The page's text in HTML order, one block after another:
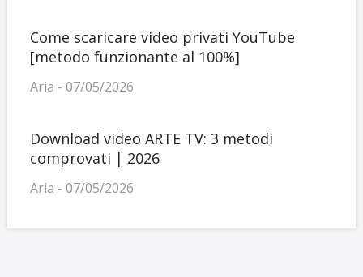
Come scaricare video privati YouTube
[metodo funzionante al 100%]
Aria - 07/05/2026
Download video ARTE TV: 3 metodi
comprovati | 2026
Aria - 07/05/2026